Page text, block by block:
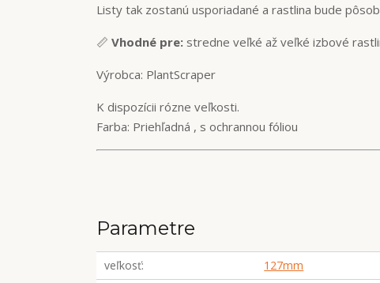
Listy tak zostanú usporiadané a rastlina bude
📏 Vhodné pre: stredne veľké až veľké izbové
Výrobca: PlantScraper
K dispozícii rózne veľkosti.
Farba: Priehľadná , s ochrannou fóliou
Parametre
veľkosť
127mm